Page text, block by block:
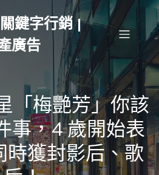
鍵字行銷 |
廣告
「梅艷芳」你該
事，4 歲開始表
時獲封影后、歌